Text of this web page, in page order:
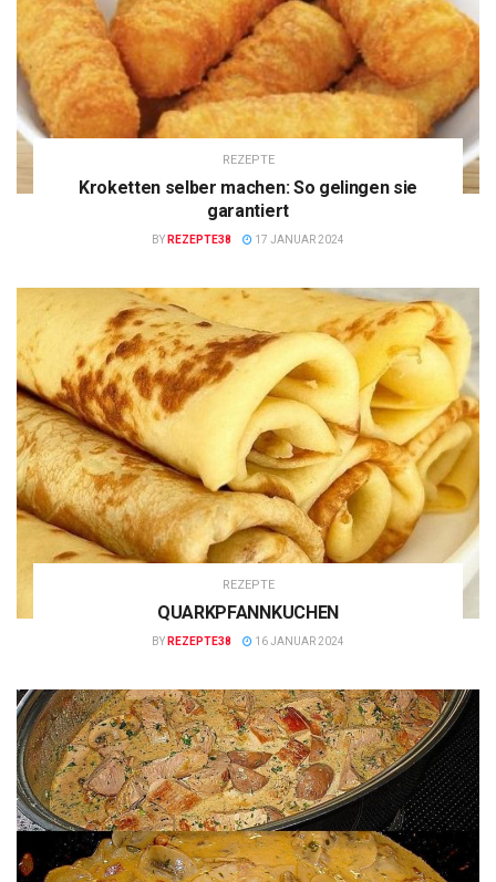
REZEPTE
Kroketten selber machen: So gelingen sie
garantiert
BY REZEPTE38 17 JANUAR 2024
REZEPTE
QUARKPFANNKUCHEN
BY REZEPTE38 16 JANUAR 2024